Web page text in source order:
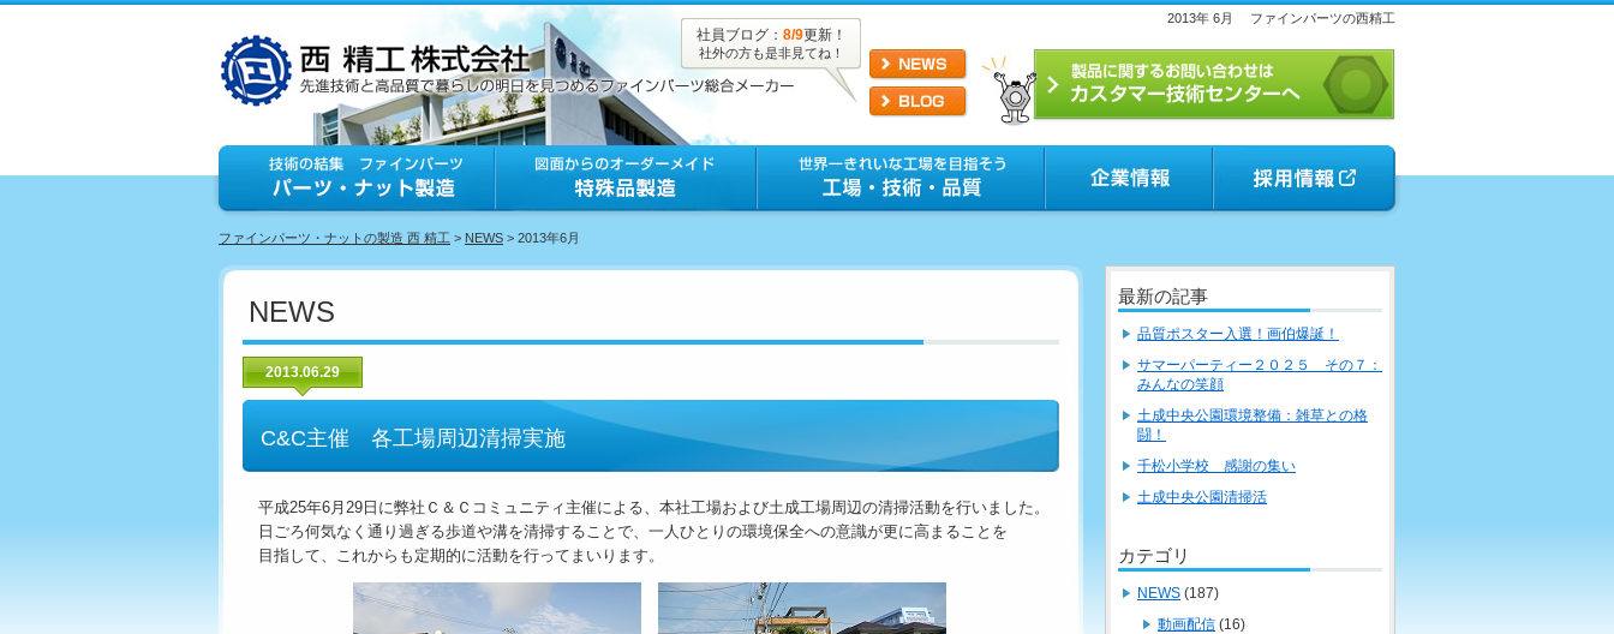
2013年 6月 ファインパーツの西精工
社員ブログ： 8/9更新！
社外の方も是非見てね！
ファインパーツ・ナットの製造 西 精工 > NEWS > 2013年6月
NEWS
2013.06.29
C&C主催 各工場周辺清掃実施
平成25年6月29日に弊社Ｃ＆Ｃコミュニティ主催による、本社工場および土成工場周辺の清掃活動を行いました。
日ごろ何気なく通り過ぎる歩道や溝を清掃することで、一人ひとりの環境保全への意識が更に高まることを
目指して、これからも定期的に活動を行ってまいります。
最新の記事
品質ポスター入選！画伯爆誕！
サマーパーティー２０２５ その７：
みんなの笑顔
土成中央公園環境整備：雑草との格
闘！
千松小学校 感謝の集い
土成中央公園清掃活
カテゴリ
NEWS (187)
動画配信 (16)